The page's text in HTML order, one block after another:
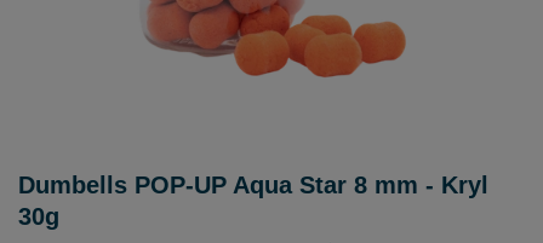
Dumbells POP-UP Aqua Star 8 mm - Kryl
30g